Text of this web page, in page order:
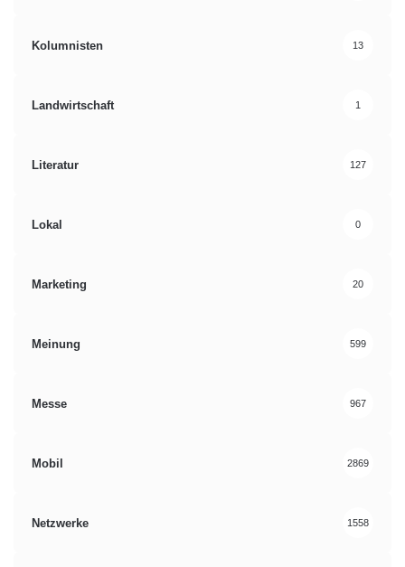
Kolumnisten 13
Landwirtschaft 1
Literatur 127
Lokal 0
Marketing 20
Meinung 599
Messe 967
Mobil 2869
Netzwerke 1558